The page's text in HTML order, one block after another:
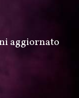
aggiornato